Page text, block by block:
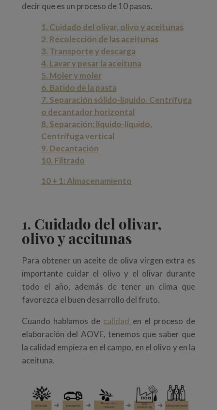
decir que es un proceso de 10 pasos.
1. Cuidado del olivar, olivo y aceitunas
2. Recolección de las aceitunas
3. Transporte y descarga
4. Lavar y pesar la aceituna
5. Moler y moler
6. Batido de la pasta
7. Separación sólido-líquido. Centrífuga
o decantador horizontal
8. Separación: líquido-líquido.
Centrífuga vertical
9. Decantación
10. Filtrado
10 + 1: Almacenamiento
1. Cuidado del olivar,
olivo y aceitunas
Para obtener un aceite de oliva virgen extra es
importante cuidar el olivo y el olivar durante
todo el año, además de tener un clima que
favorezca el buen desarrollo del fruto.
Cuando hablamos de calidad en el proceso de
elaboración del AOVE, tenemos que saber que
la calidad empieza en el campo, en el olivo y en la
aceituna.